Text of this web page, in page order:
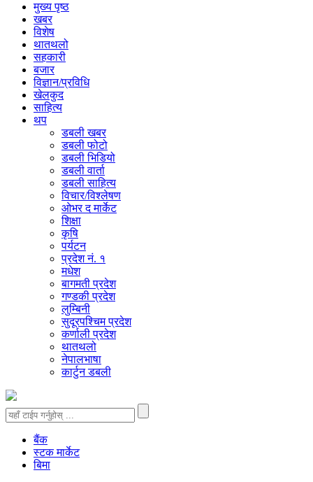
मुख्य पृष्ठ
खबर
विशेष
थातथलो
सहकारी
बजार
विज्ञान/प्रविधि
खेलकुद
साहित्य
थप
डबली खबर
डबली फोटो
डबली भिडियो
डबली वार्ता
डबली साहित्य
विचार/विश्‍लेषण
ओभर द मार्केट
शिक्षा
कृषि
पर्यटन
प्रदेश नं. १
मधेश
बागमती प्रदेश
गण्डकी प्रदेश
लुम्बिनी
सुदूरपश्चिम प्रदेश
कर्णाली प्रदेश
थातथलो
नेपालभाषा
कार्टुन डबली
बैंक
स्टक मार्केट
बिमा